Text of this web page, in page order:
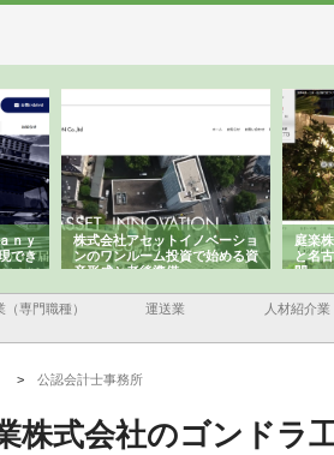
ｎｙ
でき
株式会社アセットイノベーショ
ンのワンルーム投資で始める資
産形成と老後準備
庭楽
と名
間
（専門職種） 運送業 人材紹介業
> 公認会計士事務所
株式会社のゴンドラ